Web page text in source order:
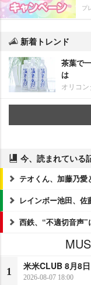
プ
新着トレンド
茶葉で
は
オリコ
今、読まれている
テオくん、加藤乃愛
レインボー池田、佐
西鉄、“不適切音声”
1
米米CLUB 8月8
2026-08-07 18:00